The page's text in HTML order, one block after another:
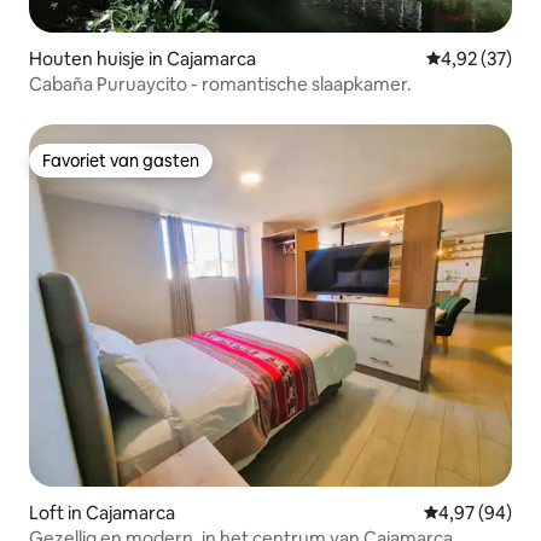
Houten huisje in Cajamarca Gemiddelde
4,92 (37)
Cabaña Puruaycito - romantische slaapkamer.
Favoriet van gasten
Favoriet van gasten
Loft in Cajamarca Gemiddelde
4,97 (94)